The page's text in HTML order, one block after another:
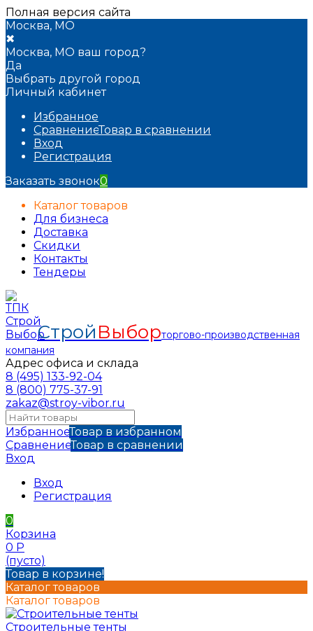
Полная версия сайта
Москва, МО
✖
Москва, МО ваш город?
Да
Выбрать другой город
Личный кабинет
Избранное
СравнениеТовар в сравнении
Вход
Регистрация
Заказать звонок0
Каталог товаров
Для бизнеса
Доставка
Скидки
Контакты
Тендеры
СтройВыборторгово-производственная
компания
Адрес офиса и склада
8 (495) 133-92-04
8 (800) 775-37-91
zakaz@stroy-vibor.ru
ИзбранноеТовар в избранном
СравнениеТовар в сравнении
Вход
Вход
Регистрация
0
Корзина
0 Р
(пусто)
Товар в корзине!
Каталог товаров
Каталог товаров
Строительные тенты